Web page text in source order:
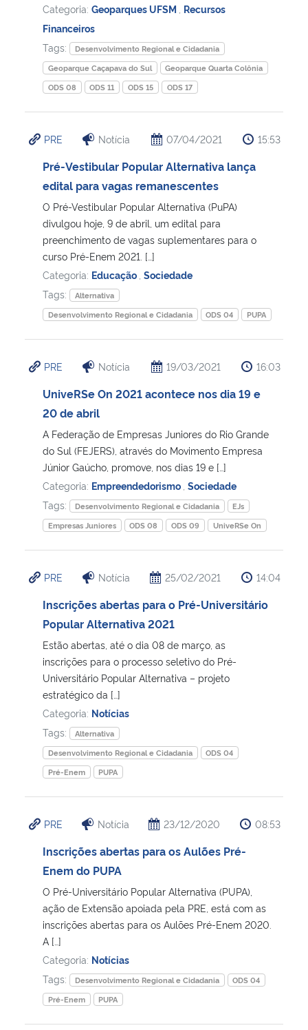
Categoria: Geoparques UFSM
Recursos
Financeiros
Tags:
Desenvolvimento Regional e Cidadania
Geoparque Caçapava do Sul
Geoparque Quarta Colônia
ODS 08
ODS 11 ODS 15 ODS 17
PRE Notícia 07/04/2021 15:53
Pré-Vestibular Popular Alternativa lança
edital para vagas remanescentes
O Pré-Vestibular Popular Alternativa (PuPA)
divulgou hoje, 9 de abril, um edital para
preenchimento de vagas suplementares para o
curso Pré-Enem 2021. […]
Categoria: Educação Sociedade
Tags:
Alternativa
Desenvolvimento Regional e Cidadania
ODS 04 PUPA
PRE Notícia 19/03/2021 16:03
UniveRSe On 2021 acontece nos dia 19 e
20 de abril
A Federação de Empresas Juniores do Rio Grande
do Sul (FEJERS), através do Movimento Empresa
Júnior Gaúcho, promove, nos dias 19 e […]
Categoria: Empreendedorismo Sociedade
Tags:
Desenvolvimento Regional e Cidadania
EJs
Empresas Juniores
ODS 08 ODS 09 UniveRSe On
PRE Notícia 25/02/2021 14:04
Inscrições abertas para o Pré-Universitário
Popular Alternativa 2021
Estão abertas, até o dia 08 de março, as
inscrições para o processo seletivo do Pré-
Universitário Popular Alternativa – projeto
estratégico da […]
Categoria: Notícias
Tags:
Alternativa
Desenvolvimento Regional e Cidadania
ODS 04
Pré-Enem
PUPA
PRE Notícia 23/12/2020 08:53
Inscrições abertas para os Aulões Pré-
Enem do PUPA
O Pré-Universitário Popular Alternativa (PUPA),
ação de Extensão apoiada pela PRE, está com as
inscrições abertas para os Aulões Pré-Enem 2020.
A […]
Categoria: Notícias
Tags:
Desenvolvimento Regional e Cidadania
ODS 04
Pré-Enem
PUPA